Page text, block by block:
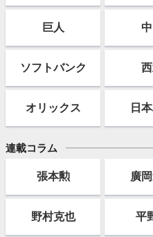
巨人
ソフトバンク
オリックス 日
連載コラム
張本勲 廣
野村克也 平